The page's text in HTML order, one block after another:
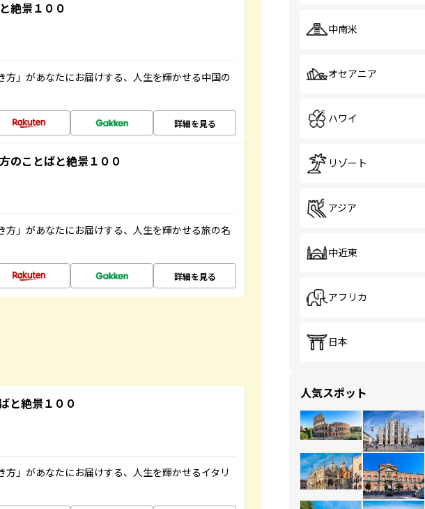
絶景１００
」があなたにお届けする、人生を輝かせる中国の
詳細を見る
のことばと絶景１００
」があなたにお届けする、人生を輝かせる旅の名
詳細を見る
と絶景１００
」があなたにお届けする、人生を輝かせるイタリ
中南米
オセアニア
ハワイ
リゾート
アジア
中近東
アフリカ
日本
人気スポット